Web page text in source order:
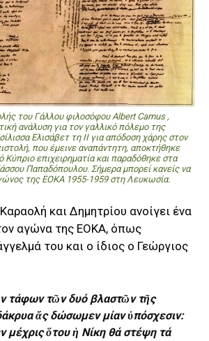
του Γάλλου φιλοσόφου Albert Camus ,
ανάλυση για τον γαλλικό πόλεμο της
Ελισάβετ τη ΙΙ για απόδοση χάρης στον
που έμεινε αναπάντητη, αποκτήθηκε
Κύπριο επιχειρηματία και παραδόθηκε στα
Παπαδόπουλου. Σήμερα μπορεί κανείς να
της EOKA 1955-1959 στη Λευκωσία.
και Δημητρίου ανοίγει ένα
αγώνα της ΕΟΚΑ, όπως
του και ο ίδιος ο Γεώργιος
τάφων τῶν δυό βλαστῶν τῆς
ἄς δώσωμεν μίαν ὑπόσχεσιν:
μέχρις ὅτου ἡ Νίκη θά στέψη τά